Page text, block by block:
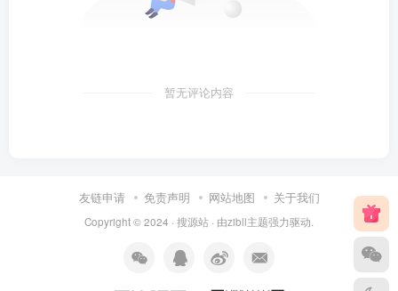
暂无评论内容
友链申请 免责声明 网站地图 关于我们
Copyright © 2024 · 搜源站 · 由zibll主题强力驱动.